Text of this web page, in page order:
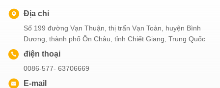
Địa chỉ
Số 199 đường Vạn Thuận, thị trấn Vạn Toàn, huyện Bình
Dương, thành phố Ôn Châu, tỉnh Chiết Giang, Trung Quốc
điện thoại
0086-577- 63706669
E-mail